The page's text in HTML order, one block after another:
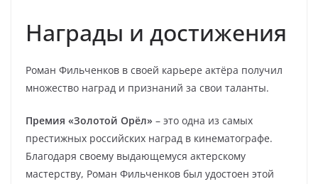
Награды и достижения
Роман Фильченков в своей карьере актёра получил
множество наград и признаний за свои таланты.
Премия «Золотой Орёл» – это одна из самых
престижных российских наград в кинематографе.
Благодаря своему выдающемуся актерскому
мастерству, Роман Фильченков был удостоен этой